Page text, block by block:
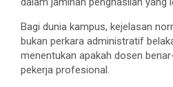
Bagi dunia kampus, kejelasan
bukan perkara administratif
menentukan apakah dosen
pekerja profesional.